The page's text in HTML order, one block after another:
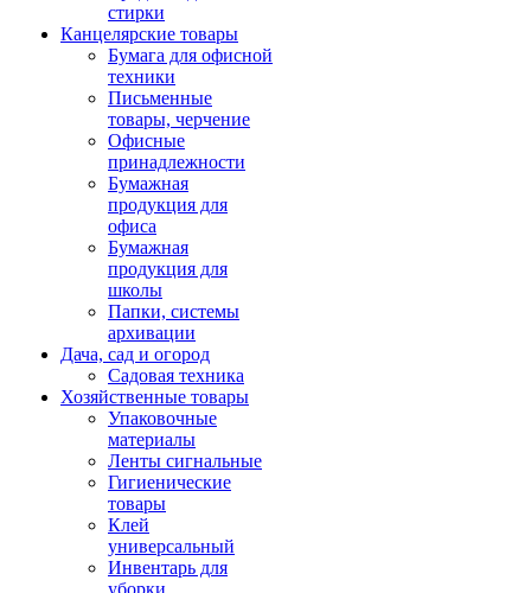
стирки
Канцелярские товары
Бумага для офисной
техники
Письменные
товары, черчение
Офисные
принадлежности
Бумажная
продукция для
офиса
Бумажная
продукция для
школы
Папки, системы
архивации
Дача, сад и огород
Садовая техника
Хозяйственные товары
Упаковочные
материалы
Ленты сигнальные
Гигиенические
товары
Клей
универсальный
Инвентарь для
уборки